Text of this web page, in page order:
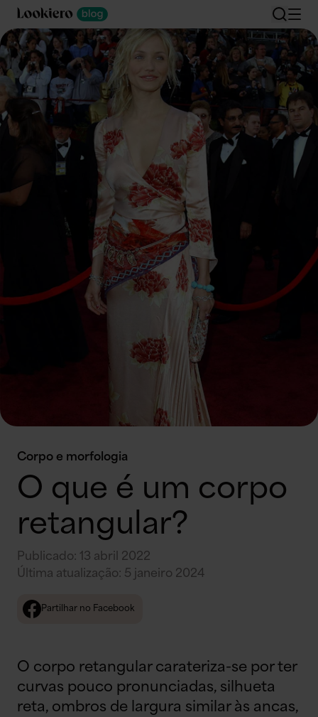
Corpo e morfologia
O que é um corpo
retangular?
Publicado: 13 abril 2022
Última atualização: 5 janeiro 2024
Partilhar no Facebook
O corpo retangular carateriza-se por ter
curvas pouco pronunciadas, silhueta
reta, ombros de largura similar às ancas,